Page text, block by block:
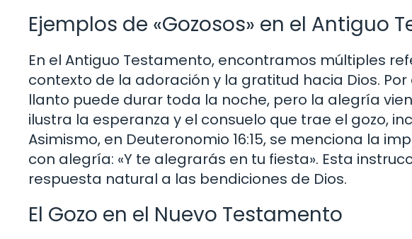
Ejemplos de «Gozosos» en el Antiguo
En el Antiguo Testamento, encontramos múltiples
contexto de la adoración y la gratitud hacia Dios. Por
llanto puede durar toda la noche, pero la alegría
ilustra la esperanza y el consuelo que trae el gozo,
Asimismo, en Deuteronomio 16:15, se menciona la
con alegría: «Y te alegrarás en tu fiesta». Esta
respuesta natural a las bendiciones de Dios.
El Gozo en el Nuevo Testamento